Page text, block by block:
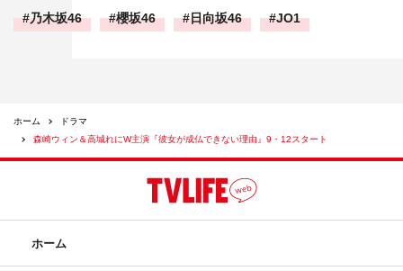
乃木坂46 櫻坂46 日向坂46 JO1
ホーム
ドラマ
森崎ウィン＆高城れにW主演『彼女が成仏できない理由』9・12スタート
ホーム